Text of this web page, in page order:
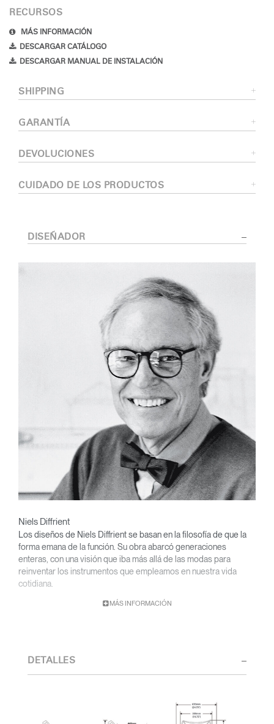
RECURSOS
MÁS INFORMACIÓN
DESCARGAR CATÁLOGO
DESCARGAR MANUAL DE INSTALACIÓN
SHIPPING
GARANTÍA
DEVOLUCIONES
CUIDADO DE LOS PRODUCTOS
DISEÑADOR
Niels Diffrient
Los diseños de Niels Diffrient se basan en la filosofía de que la
forma emana de la función. Su obra abarcó generaciones
enteras, con una visión que iba más allá de las modas para
reinventar los instrumentos que empleamos en nuestra vida
cotidiana.
Con una base académica en diseño y arquitectura y una titulación
un amplio reconocimiento. Entre sus numerosos galardones
destacan el 2002 National Design Award del Museo Nacional de
MÁS INFORMACIÓN
DETALLES